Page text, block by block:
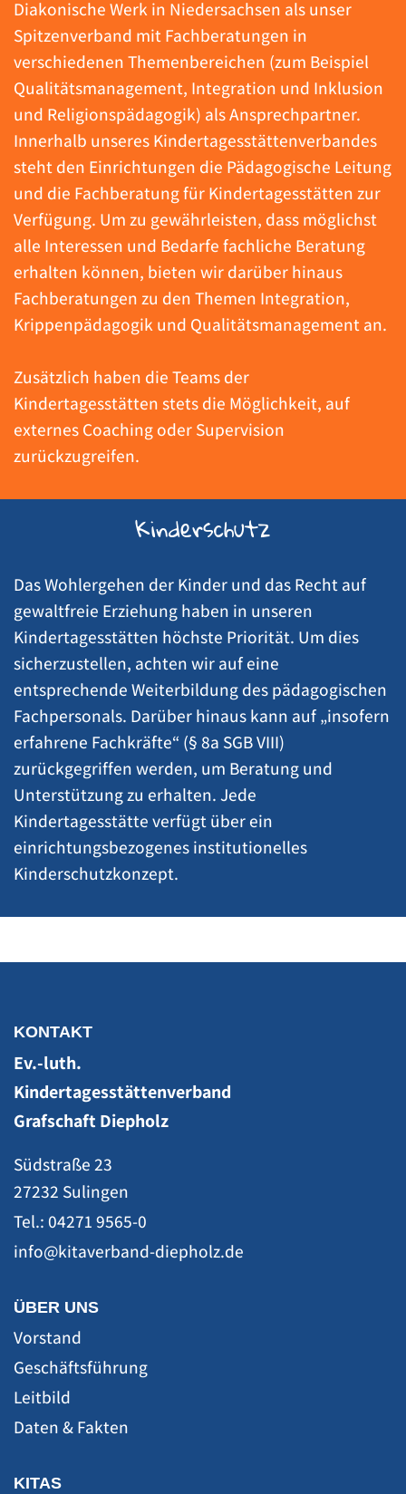
Diakonische Werk in Niedersachsen als unser
Spitzenverband mit Fachberatungen in
verschiedenen Themenbereichen (zum Beispiel
Qualitätsmanagement, Integration und Inklusion
und Religionspädagogik) als Ansprechpartner.
Innerhalb unseres Kindertagesstättenverbandes
steht den Einrichtungen die Pädagogische Leitung
und die Fachberatung für Kindertagesstätten zur
Verfügung. Um zu gewährleisten, dass möglichst
alle Interessen und Bedarfe fachliche Beratung
erhalten können, bieten wir darüber hinaus
Fachberatungen zu den Themen Integration,
Krippenpädagogik und Qualitätsmanagement an.
Zusätzlich haben die Teams der
Kindertagesstätten stets die Möglichkeit, auf
externes Coaching oder Supervision
zurückzugreifen.
Kinderschutz
Das Wohlergehen der Kinder und das Recht auf
gewaltfreie Erziehung haben in unseren
Kindertagesstätten höchste Priorität. Um dies
sicherzustellen, achten wir auf eine
entsprechende Weiterbildung des pädagogischen
Fachpersonals. Darüber hinaus kann auf „insofern
erfahrene Fachkräfte“ (§ 8a SGB VIII)
zurückgegriffen werden, um Beratung und
Unterstützung zu erhalten. Jede
Kindertagesstätte verfügt über ein
einrichtungsbezogenes institutionelles
Kinderschutzkonzept.
KONTAKT
Ev.-luth.
Kindertagesstättenverband
Grafschaft Diepholz
Südstraße 23
27232 Sulingen
Tel.: 04271 9565-0
ÜBER UNS
Vorstand
Geschäftsführung
Leitbild
Daten & Fakten
KITAS